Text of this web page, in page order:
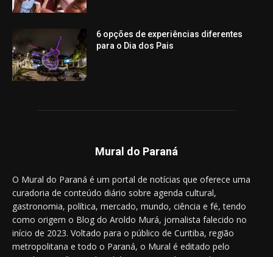
6 opções de experiências diferentes
para o Dia dos Pais
Mural do Paraná
O Mural do Paraná é um portal de notícias que oferece uma
curadoria de conteúdo diário sobre agenda cultural,
gastronomia, política, mercado, mundo, ciência e fé, tendo
como origem o Blog do Aroldo Murá, jornalista falecido no
início de 2023. Voltado para o público de Curitiba, região
metropolitana e todo o Paraná, o Mural é editado pelo